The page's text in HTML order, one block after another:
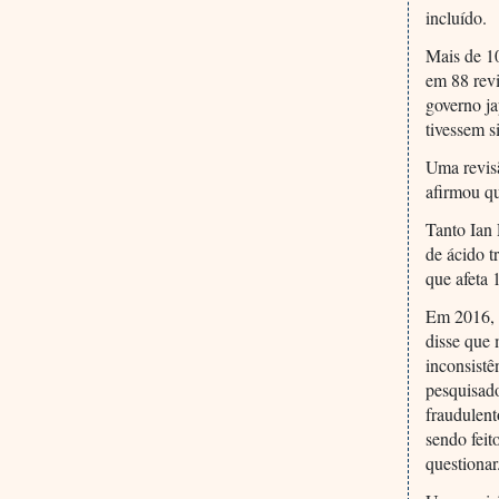
incluído.
Mais de
em 88
governo
tivessem
Uma
afirmou
Tanto Ian
de ácido
que afeta
Em 2016,
disse que
sendo